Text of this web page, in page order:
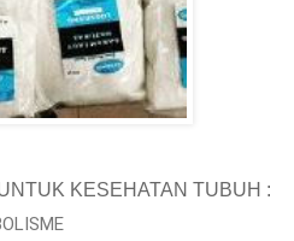
KESEHATAN TUBUH :